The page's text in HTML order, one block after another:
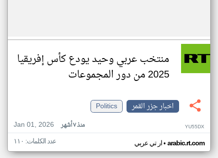
منتخب عربي وحيد يودع كأس إفريقيا
2025 من دور المجموعات
اخبار جزر القمر
Politics
Jan 01, 2026
منذ ٧ أشهر YU55DX
ار تي عربي• arabic.rt.com عدد الكلمات: ١١٠